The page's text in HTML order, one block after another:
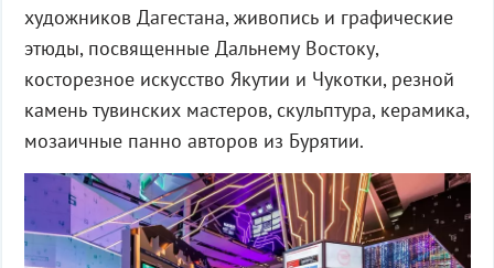
художников Дагестана, живопись и графические
этюды, посвященные Дальнему Востоку,
косторезное искусство Якутии и Чукотки, резной
камень тувинских мастеров, скульптура, керамика,
мозаичные панно авторов из Бурятии.